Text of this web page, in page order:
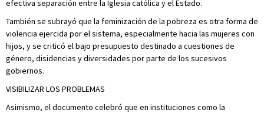
efectiva separación entre la Iglesia católica y el Estado.
También se subrayó que la feminización de la pobreza es otra forma de
violencia ejercida por el sistema, especialmente hacia las mujeres con
hijos, y se criticó el bajo presupuesto destinado a cuestiones de
género, disidencias y diversidades por parte de los sucesivos
gobiernos.
VISIBILIZAR LOS PROBLEMAS
Asimismo, el documento celebró que en instituciones como la